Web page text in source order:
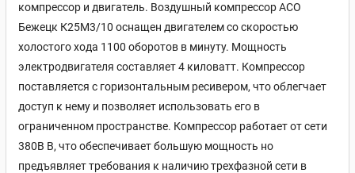
компрессор и двигатель. Воздушный компрессор АСО
Бежецк К25М3/10 оснащен двигателем со скоростью
холостого хода 1100 оборотов в минуту. Мощность
электродвигателя составляет 4 киловатт. Компрессор
поставляется c горизонтальным ресивером, что облегчает
доступ к нему и позволяет использовать его в
ограниченном пространстве. Компрессор работает от сети
380В В, что обеспечивает большую мощность но
предъявляет требования к наличию трехфазной сети в